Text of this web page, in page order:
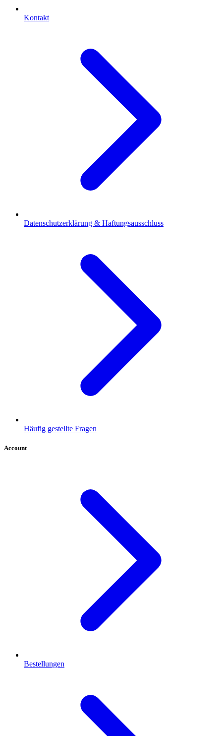
Kontakt
Datenschutzerklärung & Haftungsausschluss
Häufig gestellte Fragen
Account
Bestellungen